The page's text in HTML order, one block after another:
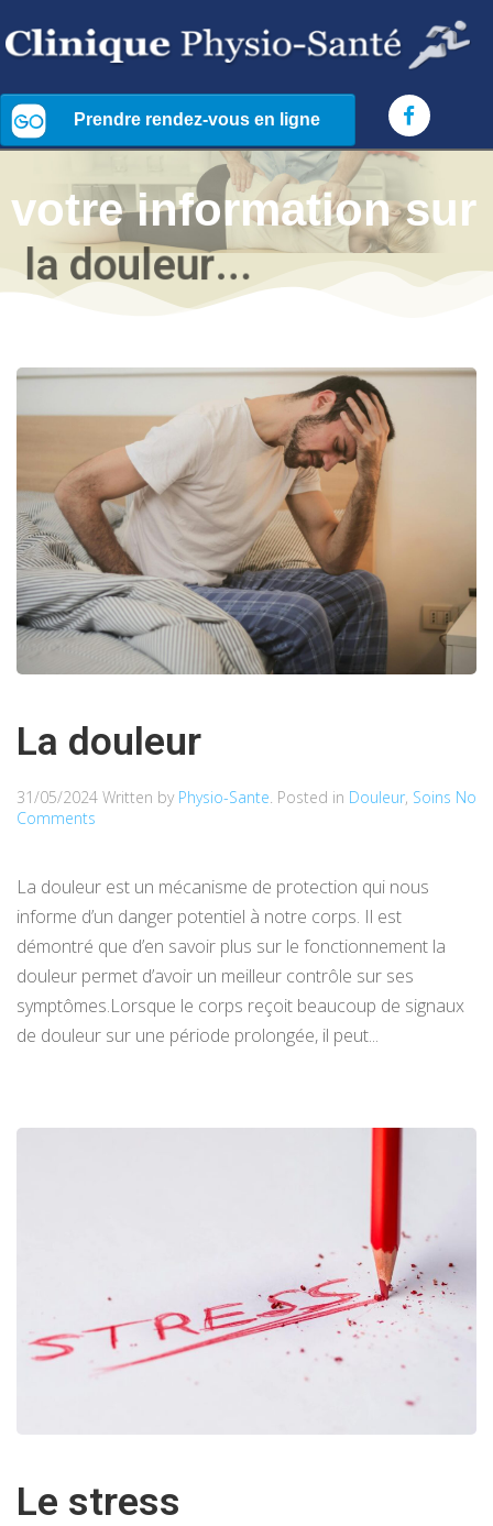
votre information sur
es soins...
La douleur
31/05/2024 Written by Physio-Sante. Posted in Douleur, Soins No
Comments
La douleur est un mécanisme de protection qui nous
informe d’un danger potentiel à notre corps. Il est
démontré que d’en savoir plus sur le fonctionnement la
douleur permet d’avoir un meilleur contrôle sur ses
symptômes.Lorsque le corps reçoit beaucoup de signaux
de douleur sur une période prolongée, il peut...
Le stress